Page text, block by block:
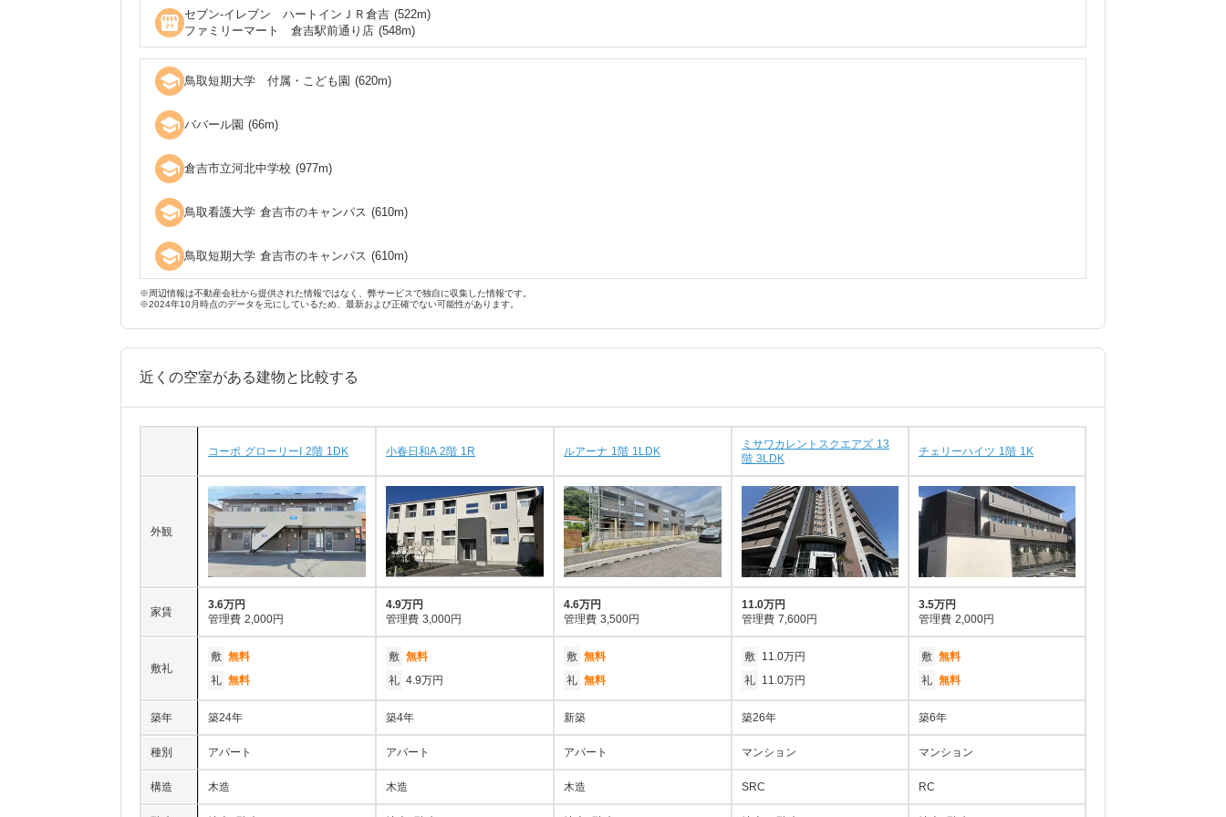
local_convenience_store セブン‐イレブン ハートインＪＲ倉吉 (522m)
ファミリーマート 倉吉駅前通り店 (548m)
school 鳥取短期大学 付属・こども園 (620m)
school ババール園 (66m)
school 倉吉市立河北中学校 (977m)
school 鳥取看護大学 倉吉市のキャンパス (610m)
school 鳥取短期大学 倉吉市のキャンパス (610m)
※周辺情報は不動産会社から提供された情報ではなく、弊サービスで独自に収集した情報です。
※2024年10月時点のデータを元にしているため、最新および正確でない可能性があります。
近くの空室がある建物と比較する
コーポ グローリーI 2階 1DK 小春日和A 2階 1R ルアーナ 1階 1LDK
ミサワカレントスクエアズ 13
階 3LDK
チェリーハイツ 1階 1K
外観
家賃
3.6万円
管理費 2,000円
4.9万円
管理費 3,000円
4.6万円
管理費 3,500円
11.0万円
管理費 7,600円
3.5万円
管理費 2,000円
敷礼
敷 無料
礼 無料
敷 無料
礼 4.9万円
敷 無料
礼 無料
敷 11.0万円
礼 11.0万円
敷 無料
礼 無料
築年 築24年 築4年 新築 築26年 築6年
種別 アパート アパート アパート マンション マンション
構造 木造 木造 木造 SRC RC